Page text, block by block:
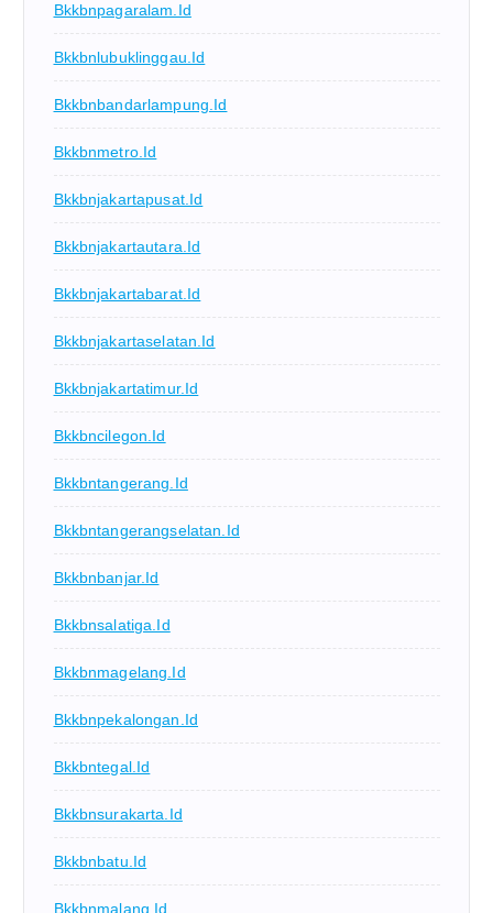
Bkkbnpagaralam.id
Bkkbnlubuklinggau.id
Bkkbnbandarlampung.id
Bkkbnmetro.id
Bkkbnjakartapusat.id
Bkkbnjakartautara.id
Bkkbnjakartabarat.id
Bkkbnjakartaselatan.id
Bkkbnjakartatimur.id
Bkkbncilegon.id
Bkkbntangerang.id
Bkkbntangerangselatan.id
Bkkbnbanjar.id
Bkkbnsalatiga.id
Bkkbnmagelang.id
Bkkbnpekalongan.id
Bkkbntegal.id
Bkkbnsurakarta.id
Bkkbnbatu.id
Bkkbnmalang.id